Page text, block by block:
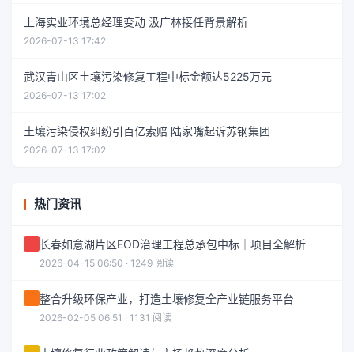
上海实业环境总经理变动 汲广林接任背景解析
2026-07-13 17:42
武汉青山区土壤污染修复工程中标金额达5225万元
2026-07-13 17:02
土壤污染侵权纠纷引百亿索赔 陆家嘴起诉苏钢集团
2026-07-13 17:02
热门资讯
长春如意湖片区EOD治理工程总承包中标｜项目全解析
2026-04-15 06:50 · 1249 阅读
整合升级环保产业，打造土壤修复全产业链服务平台
2026-02-05 06:51 · 1131 阅读